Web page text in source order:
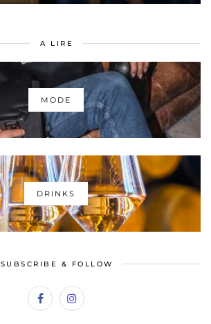
A LIRE
MODE
DRINKS
SUBSCRIBE & FOLLOW